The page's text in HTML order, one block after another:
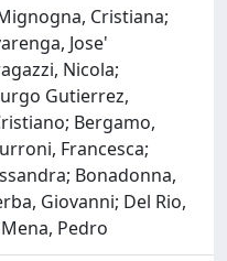
Cristiana;
Jose'
Nicola;
Gutierrez,
Bergamo,
Francesca;
Bonadonna,
Giovanni; Del Rio,
Pedro